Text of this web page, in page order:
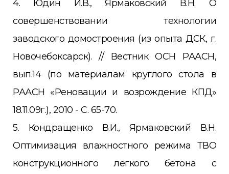
4. Юдин И.В., Ярмаковский В.Н. О
совершенствовании технологии
заводского домостроения (из опыта ДСК, г.
Новочебоксарск). // Вестник ОСН РААСН,
вып.14 (по материалам круглого стола в
РААСН «Реновации и возрождение КПД»
18.11.09г.), 2010 - С. 65-70.
5. Кондращенко В.И., Ярмаковский В.Н.
Оптимизация влажностного режима ТВО
конструкционного легкого бетона с